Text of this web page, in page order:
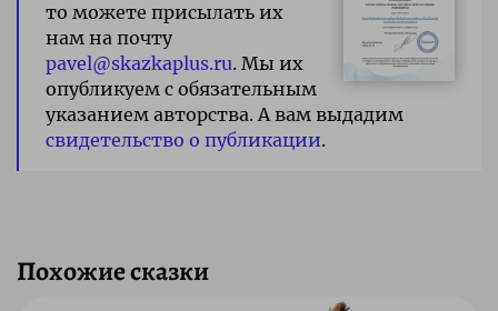
то можете присылать их
нам на почту
pavel@skazkaplus.ru. Мы их
опубликуем с обязательным
указанием авторства. А вам выдадим
свидетельство о публикации.
Похожие сказки